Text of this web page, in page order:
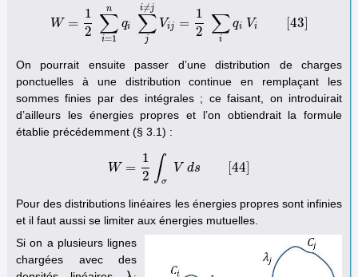
W =
1
2 ∑
i=1
n
qi ∑
j
i≠j
Vij =
1
2 ∑
i
qi Vi [43]
W =1 ∑i 1n ∑ji ≠jV j=1 2 ∑ qi Vi[43
On pourrait ensuite passer d’une distribution de charges
ponctuelles à une distribution continue en remplaçant les
sommes finies par des intégrales ; ce faisant, on introduirait
d’ailleurs les énergies propres et l’on obtiendrait la formule
établie précédemment (§ 3.1) :
W =
1
2 ∫σ
V ds [44]
W= 12 σ V ds
Pour des distributions linéaires les énergies propres sont infinies
et il faut aussi se limiter aux énergies mutuelles.
Si on a plusieurs lignes
chargées avec des